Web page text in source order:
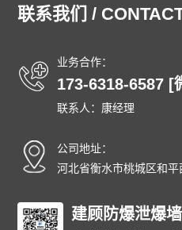
联系我们 /
业务合作：
173-6318-6587 [
联系人：康经理
公司地址：
河北省衡水市桃城区和
建顾防爆泄爆墙